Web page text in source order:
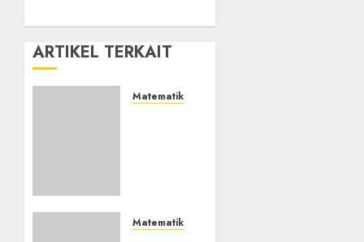
ARTIKEL TERKAIT
Matematika Keuangan
Benar-
Matematika Keuangan